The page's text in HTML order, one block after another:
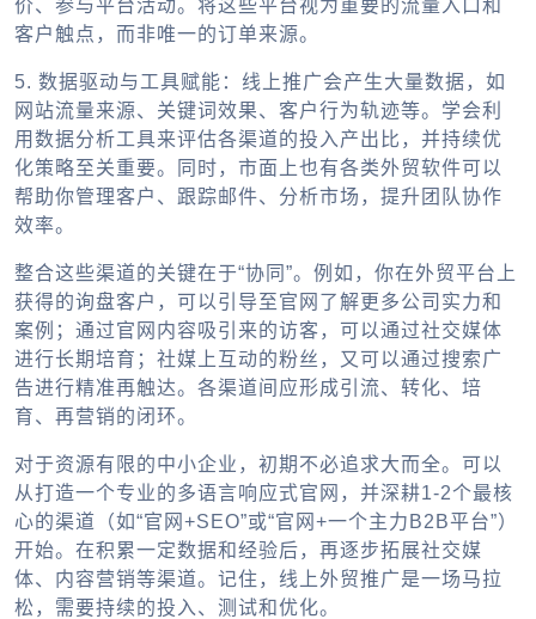
价、参与平台活动。将这些平台视为重要的流量入口和
客户触点，而非唯一的订单来源。
5. 数据驱动与工具赋能： 线上推广会产生大量数据，如
网站流量来源、关键词效果、客户行为轨迹等。学会利
用数据分析工具来评估各渠道的投入产出比，并持续优
化策略至关重要。同时，市面上也有各类外贸软件可以
帮助你管理客户、跟踪邮件、分析市场，提升团队协作
效率。
整合这些渠道的关键在于“协同”。例如，你在外贸平台 上
获得的询盘客户，可以引导至官网了解更多公司实力和
案例；通过官网内容吸引来的访客，可以通过社交媒体
进行长期培育；社媒上互动的粉丝，又可以通过搜索广
告进行精准再触达。各渠道间应形成引流、转化、培
育、再营销的闭环。
对于资源有限的中小企业，初期不必追求大而全。可以
从打造一个专业的多语言响应式官网，并深耕1-2个最核
心的渠道（如“官网+SEO”或“官网+一个主力B2B平台”）
开始。在积累一定数据和经验后，再逐步拓展社交媒
体、内容营销等渠道。记住，线上外贸推广是一场马拉
松，需要持续的投入、测试和优化。